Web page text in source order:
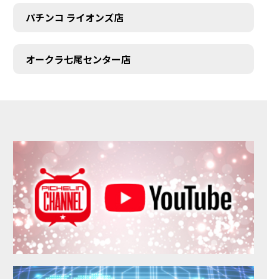
パチンコ ライオンズ店
オークラ七尾センター店